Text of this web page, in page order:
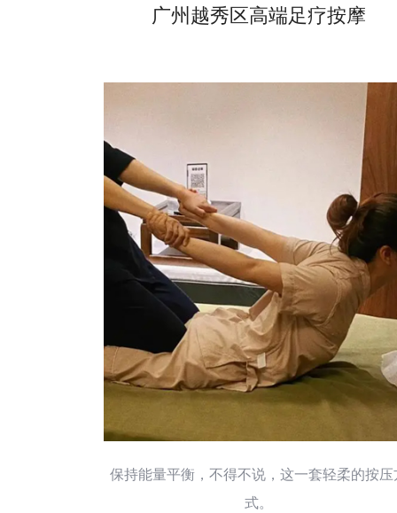
广州越秀区高端足疗按摩
保持能量平衡，不得不说，这一套轻柔的按压
式。